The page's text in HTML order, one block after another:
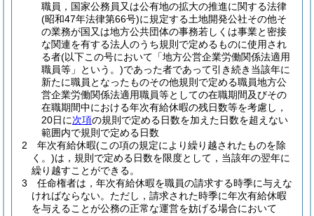
職員，国家公務員又は公有地の拡大の推進に関する法律
(昭和47年法律第66号)に規定する土地開発公社その他そ
の業務が国又は地方公共団体の事務若しくは事業と密接
な関連を有する法人のうち規則で定めるものに使用され
る者(以下この号において「地方公営企業労働関係法適用
職員等」という。)であった者であって引き続き当該年に
新たに職員となったものその他規則で定める職員地方公
営企業労働関係法適用職員等としての在職期間及びその
在職期間中における年次有給休暇の残日数等を考慮し，
20日に次項の規則で定める日数を加えた日数を超えない
範囲内で規則で定める日数
2
年次有給休暇(この項の規定により繰り越されたものを除
く。)は，規則で定める日数を限度として，当該年の翌年に
繰り越すことができる。
3
任命権者は，年次有給休暇を職員の請求する時季に与えな
ければならない。 ただし，請求された時季に年次有給休暇
を与えることが公務の正常な運営を妨げる場合において